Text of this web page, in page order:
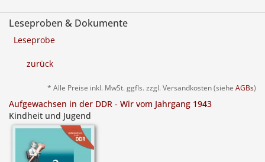
Leseproben & Dokumente
Leseprobe
zurück
* Alle Preise inkl. MwSt. ggfls. zzgl. Versandkosten (siehe AGBs)
Aufgewachsen in der DDR - Wir vom Jahrgang 1943
Kindheit und Jugend